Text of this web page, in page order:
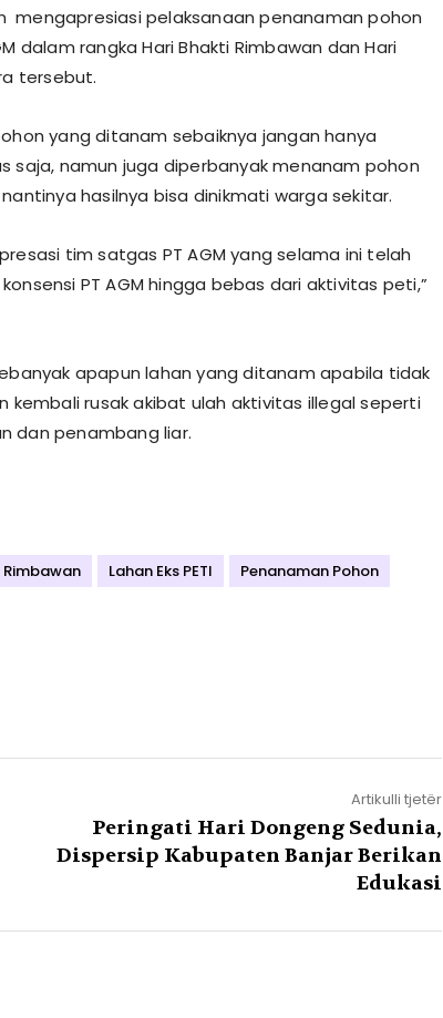
mengapresiasi pelaksanaan penanaman pohon
dalam rangka Hari Bhakti Rimbawan dan Hari
tersebut.
yang ditanam sebaiknya jangan hanya
saja, namun juga diperbanyak menanam pohon
hasilnya bisa dinikmati warga sekitar.
tim satgas PT AGM yang selama ini telah
PT AGM hingga bebas dari aktivitas peti,”
apapun lahan yang ditanam apabila tidak
kembali rusak akibat ulah aktivitas illegal seperti
dan penambang liar.
Rimbawan Lahan Eks PETI
Penanaman Pohon
Artikulli tjetër
Peringati Hari Dongeng Sedunia,
Dispersip Kabupaten Banjar Berikan
Edukasi